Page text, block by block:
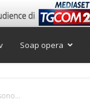
Soap opera